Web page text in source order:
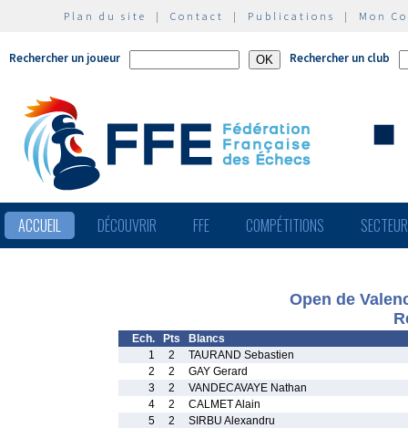
Plan du site | Contact | Publications | Mon
Rechercher un joueur Rechercher un club
ACCUEIL DÉCOUVRIR FFE COMPÉTITIONS
Open de
Ech. Pts
Blancs
1
2
TAURAND Sebastien
2
2
GAY Gerard
3
2
VANDECAVAYE Nathan
4
2
CALMET Alain
5
2
SIRBU Alexandru